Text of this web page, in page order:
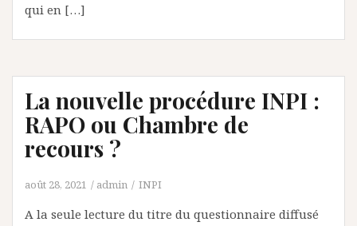
qui en […]
La nouvelle procédure INPI :
RAPO ou Chambre de
recours ?
août 28, 2021 admin INPI
A la seule lecture du titre du questionnaire diffusé